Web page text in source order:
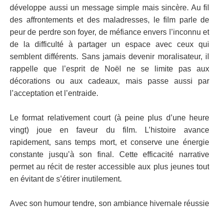
développe aussi un message simple mais sincère. Au fil
des affrontements et des maladresses, le film parle de
peur de perdre son foyer, de méfiance envers l’inconnu et
de la difficulté à partager un espace avec ceux qui
semblent différents. Sans jamais devenir moralisateur, il
rappelle que l’esprit de Noël ne se limite pas aux
décorations ou aux cadeaux, mais passe aussi par
l’acceptation et l’entraide.
Le format relativement court (à peine plus d’une heure
vingt) joue en faveur du film. L’histoire avance
rapidement, sans temps mort, et conserve une énergie
constante jusqu’à son final. Cette efficacité narrative
permet au récit de rester accessible aux plus jeunes tout
en évitant de s’étirer inutilement.
Avec son humour tendre, son ambiance hivernale réussie